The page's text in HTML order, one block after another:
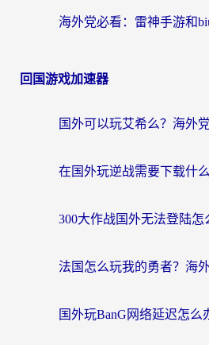
回国游戏加速器